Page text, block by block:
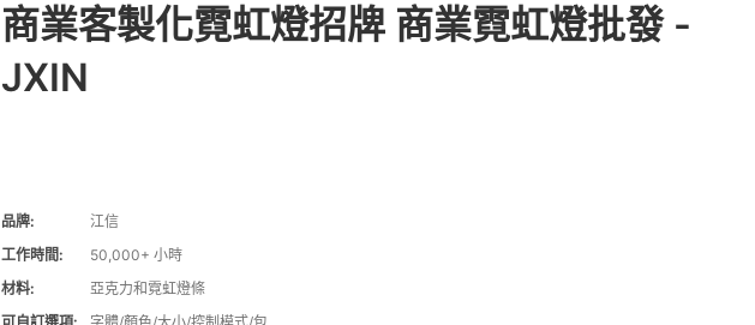
商業客製化霓虹燈招牌 商業霓虹燈批發 -
JXIN
品牌:
江信
工作時間:
50,000+ 小時
材料:
亞克力和霓虹燈條